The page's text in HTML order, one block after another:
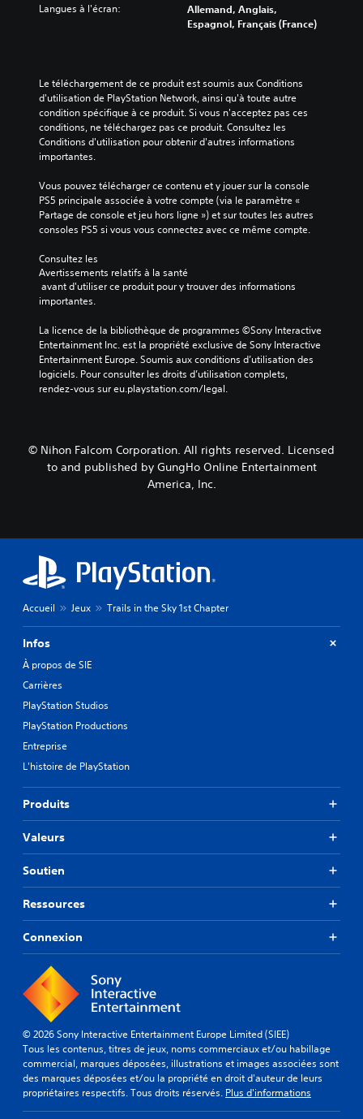
Langues à l'écran:
Allemand, Anglais,
Espagnol, Français (France)
Le téléchargement de ce produit est soumis aux Conditions
d'utilisation de PlayStation Network, ainsi qu'à toute autre
condition spécifique à ce produit. Si vous n'acceptez pas ces
conditions, ne téléchargez pas ce produit. Consultez les
Conditions d'utilisation pour obtenir d'autres informations
importantes.
Vous pouvez télécharger ce contenu et y jouer sur la console
PS5 principale associée à votre compte (via le paramètre «
Partage de console et jeu hors ligne ») et sur toutes les autres
consoles PS5 si vous vous connectez avec ce même compte.
Consultez les
Avertissements relatifs à la santé
importantes.
La licence de la bibliothèque de programmes ©Sony Interactive
Entertainment Inc. est la propriété exclusive de Sony Interactive
Entertainment Europe. Soumis aux conditions d’utilisation des
logiciels. Pour consulter les droits d’utilisation complets,
rendez-vous sur eu.playstation.com/legal.
© Nihon Falcom Corporation. All rights reserved. Licensed
to and published by GungHo Online Entertainment
America, Inc.
Accueil Jeux Trails in the Sky 1st Chapter
Infos
À propos de SIE
Carrières
PlayStation Studios
PlayStation Productions
Entreprise
L'histoire de PlayStation
Produits
Valeurs
Soutien
Ressources
Connexion
© 2026 Sony Interactive Entertainment Europe Limited (SIEE)
Tous les contenus, titres de jeux, noms commerciaux et/ou habillage
commercial, marques déposées, illustrations et images associées sont
des marques déposées et/ou la propriété en droit d'auteur de leurs
propriétaires respectifs. Tous droits réservés. Plus d'informations